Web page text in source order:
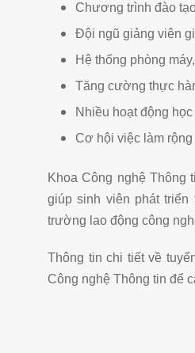
Chương trình đào
Đội ngũ giảng viên
Hệ thống phòng
Tăng cường thực
Nhiều hoạt động
Cơ hội việc làm
Khoa Công nghệ
giúp sinh viên phát
trường lao động công
Thông tin chi tiết về
Công nghệ Thông tin để